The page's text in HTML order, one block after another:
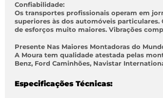
Confiabilidade:
Os transportes profissionais operam em
superiores às dos automóveis
de esforços muito maiores. Vibrações
Presente Nas Maiores Montadoras do
A Moura tem qualidade atestada pelas
Benz, Ford Caminhões, Navistar
Especificações Técnicas: